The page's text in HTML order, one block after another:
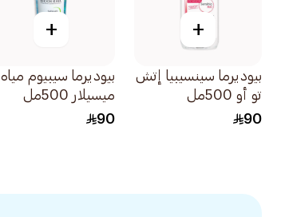
+
بيوديرما سينسيبيا إتش
تو أو 500مل
90
+
بيوديرما سيبيوم مياه
ميسيلار 500مل
90